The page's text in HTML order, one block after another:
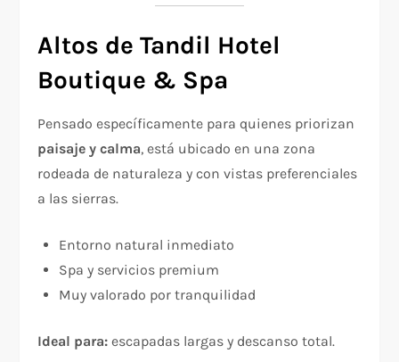
Altos de Tandil Hotel
Boutique & Spa
Pensado específicamente para quienes priorizan
paisaje y calma, está ubicado en una zona
rodeada de naturaleza y con vistas preferenciales
a las sierras.
Entorno natural inmediato
Spa y servicios premium
Muy valorado por tranquilidad
Ideal para: escapadas largas y descanso total.